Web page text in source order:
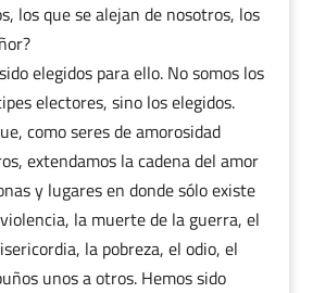
los que se alejan de nosotros, los
elegidos para ello. No somos los
electores, sino los elegidos.
como seres de amorosidad
extendamos la cadena del amor
y lugares en donde sólo existe
la muerte de la guerra, el
la pobreza, el odio, el
unos a otros. Hemos sido